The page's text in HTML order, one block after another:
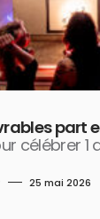
part
célébrer 1
25 mai 2026